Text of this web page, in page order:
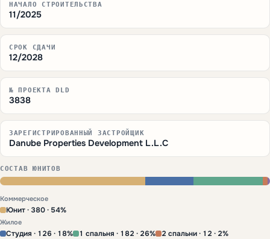
НАЧАЛО СТРОИТЕЛЬСТВА
11/2025
СРОК СДАЧИ
12/2028
№ ПРОЕКТА DLD
3838
ЗАРЕГИСТРИРОВАННЫЙ ЗАСТРОЙЩИК
Danube Properties Development L.L.C
СОСТАВ ЮНИТОВ
Коммерческое
Юнит · 380 · 54%
Жилое
Студия · 126 · 18% 1 спальня · 182 · 26%
2 спальни · 12 · 2%